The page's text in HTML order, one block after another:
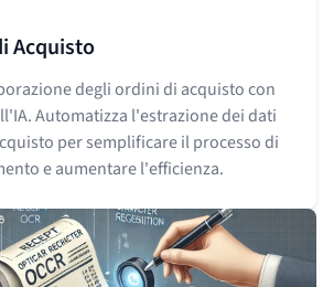
Acquisto
degli ordini di acquisto con
Automatizza l'estrazione dei dati
per semplificare il processo di
e aumentare l'efficienza.